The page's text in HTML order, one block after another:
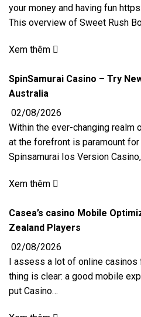
your money and having fun
This overview of Sweet Rush
Xem thêm
SpinSamurai Casino – Try
Australia
02/08/2026
Within the ever-changing realm
at the forefront is paramount
Spinsamurai Ios Version
Xem thêm
Casea’s casino Mobile
Zealand Players
02/08/2026
I assess a lot of online casinos
thing is clear: a good mobile
put Casino…